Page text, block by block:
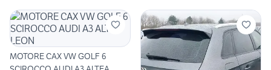
MOTORE CAX VW GOLF 6